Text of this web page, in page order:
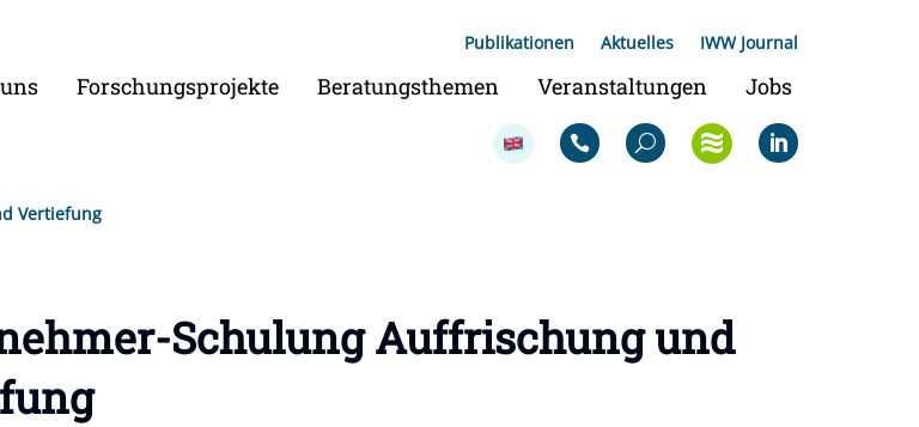
Publikationen Aktuelles IWW Journal
Forschungsprojekte Beratungsthemen Veranstaltungen Jobs
Vertiefung
Schulung Auffrischung und